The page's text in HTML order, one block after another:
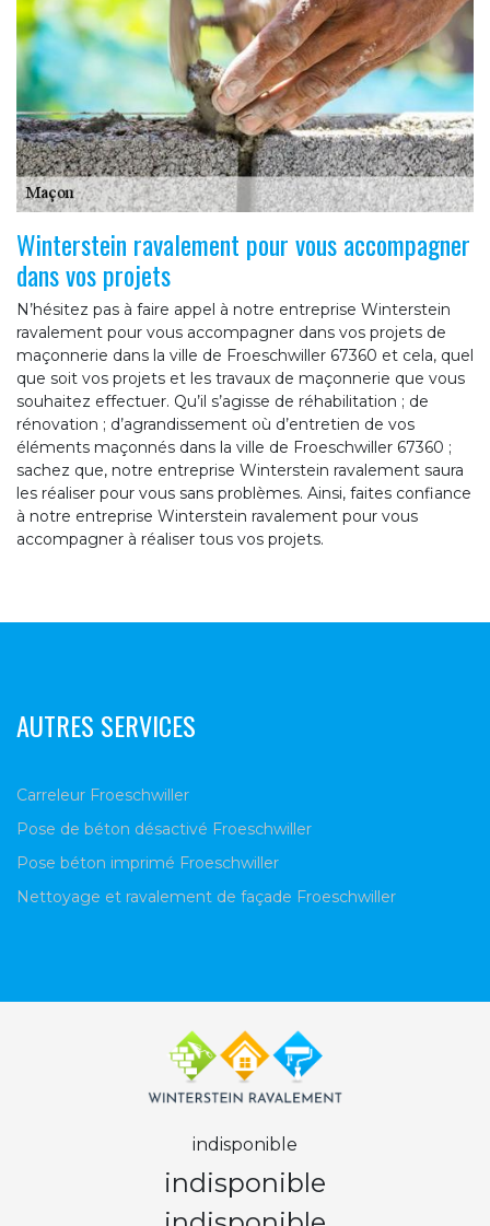
Winterstein ravalement pour vous accompagner
dans vos projets
N’hésitez pas à faire appel à notre entreprise Winterstein
ravalement pour vous accompagner dans vos projets de
maçonnerie dans la ville de Froeschwiller 67360 et cela, quel
que soit vos projets et les travaux de maçonnerie que vous
souhaitez effectuer. Qu’il s’agisse de réhabilitation ; de
rénovation ; d’agrandissement où d’entretien de vos
éléments maçonnés dans la ville de Froeschwiller 67360 ;
sachez que, notre entreprise Winterstein ravalement saura
les réaliser pour vous sans problèmes. Ainsi, faites confiance
à notre entreprise Winterstein ravalement pour vous
accompagner à réaliser tous vos projets.
AUTRES SERVICES
Carreleur Froeschwiller
Pose de béton désactivé Froeschwiller
Pose béton imprimé Froeschwiller
Nettoyage et ravalement de façade Froeschwiller
indisponible
indisponible